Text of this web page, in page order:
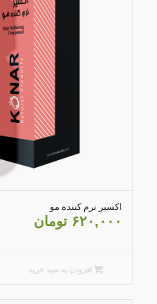
اکسیر نرم کننده مو
۶۲۰,۰۰۰ تومان
افزودن به سبد خرید